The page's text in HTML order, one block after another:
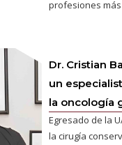
profesiones
Dr. Cristian
un
la oncología
Egresado de la
la cirugía